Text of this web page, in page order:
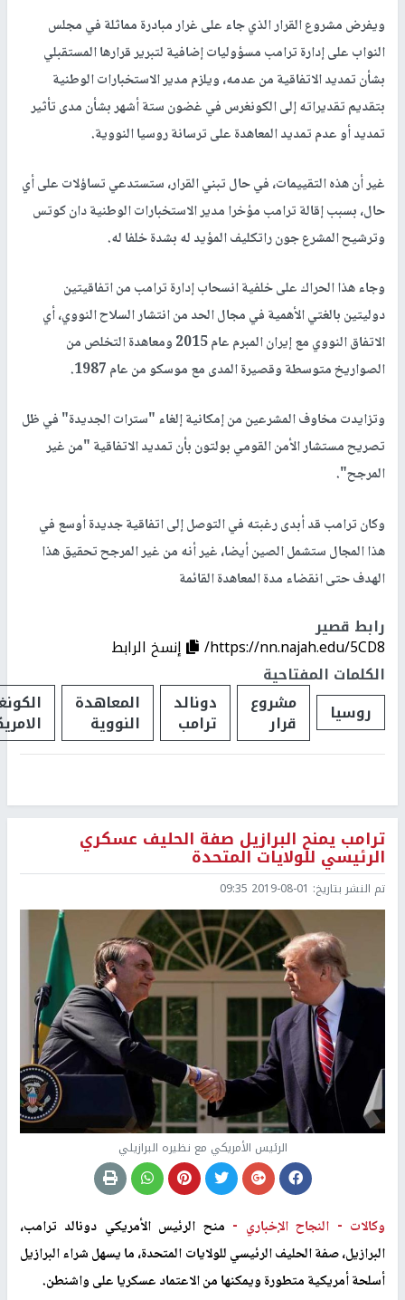
ويفرض مشروع القرار الذي جاء على غرار مبادرة مماثلة في مجلس
النواب على إدارة ترامب مسؤوليات إضافية لتبرير قرارها المستقبلي
بشأن تمديد الاتفاقية من عدمه، ويلزم مدير الاستخبارات الوطنية
بتقديم تقديراته إلى الكونغرس في غضون ستة أشهر بشأن مدى تأثير
تمديد أو عدم تمديد المعاهدة على ترسانة روسيا النووية.
غير أن هذه التقييمات، في حال تبني القرار، ستستدعي تساؤلات على أي
حال، بسبب إقالة ترامب مؤخرا مدير الاستخبارات الوطنية دان كوتس
وترشيح المشرع جون راتكليف المؤيد له بشدة خلفا له.
وجاء هذا الحراك على خلفية انسحاب إدارة ترامب من اتفاقيتين
دوليتين بالغتي الأهمية في مجال الحد من انتشار السلاح النووي، أي
الاتفاق النووي مع إيران المبرم عام 2015 ومعاهدة التخلص من
الصواريخ متوسطة وقصيرة المدى مع موسكو من عام 1987.
وتزايدت مخاوف المشرعين من إمكانية إلغاء "سترات الجديدة" في ظل
تصريح مستشار الأمن القومي بولتون بأن تمديد الاتفاقية "من غير
المرجح".
وكان ترامب قد أبدى رغبته في التوصل إلى اتفاقية جديدة أوسع في
هذا المجال ستشمل الصين أيضا، غير أنه من غير المرجح تحقيق هذا
الهدف حتى انقضاء مدة المعاهدة القائمة
رابط قصير
https://nn.najah.edu/5CD8/
إنسخ الرابط
الكلمات المفتاحية
روسيا
مشروع
قرار
دونالد
ترامب
المعاهدة
النووية
ترامب يمنح البرازيل صفة الحليف عسكري
الرئيسي للولايات المتحدة
تم النشر بتاريخ: 2019-08-01 09:35
الرئيس الأمريكي مع نظيره البرازيلي
وكالات - النجاح الإخباري - منح الرئيس الأمريكي دونالد ترامب،
البرازيل، صفة الحليف الرئيسي للولايات المتحدة، ما يسهل شراء البرازيل
أسلحة أمريكية متطورة ويمكنها من الاعتماد عسكريا على واشنطن.